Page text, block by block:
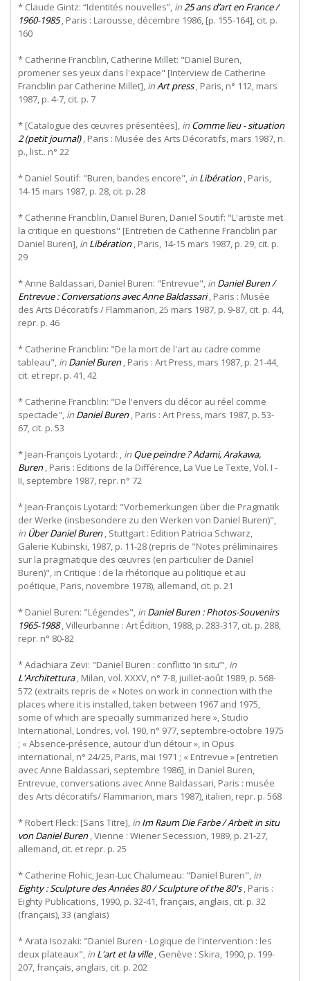
* Claude Gintz: “Identités nouvelles”, in25 ans d’art en France /
1960-1985, Paris : Larousse, décembre 1986, [p. 155-164], cit. p.
160
* Catherine Francblin, Catherine Millet: "Daniel Buren,
promener ses yeux dans l'expace" [Interview de Catherine
Francblin par Catherine Millet], inArt press, Paris, n° 112, mars
1987, p. 4-7, cit. p. 7
* [Catalogue des œuvres présentées], in Comme lieu - situation
2 (petit journal), Paris : Musée des Arts Décoratifs, mars 1987, n.
p., list.. n° 22
* Daniel Soutif: "Buren, bandes encore", in Libération, Paris,
14-15 mars 1987, p. 28, cit. p. 28
* Catherine Francblin, Daniel Buren, Daniel Soutif: "L'artiste met
la critique en questions" [Entretien de Catherine Francblin par
Daniel Buren], in Libération, Paris, 14-15 mars 1987, p. 29, cit. p.
29
* Anne Baldassari, Daniel Buren: "Entrevue", in Daniel Buren /
Entrevue : Conversations avec Anne Baldassari, Paris : Musée
des Arts Décoratifs / Flammarion, 25 mars 1987, p. 9-87, cit. p. 44,
repr. p. 46
* Catherine Francblin: "De la mort de l'art au cadre comme
tableau", in Daniel Buren, Paris : Art Press, mars 1987, p. 21-44,
cit. et repr. p. 41, 42
* Catherine Francblin: "De l'envers du décor au réel comme
spectacle", in Daniel Buren, Paris : Art Press, mars 1987, p. 53-
67, cit. p. 53
* Jean-François Lyotard: , in Que peindre ? Adami, Arakawa,
Buren, Paris : Editions de la Différence, La Vue Le Texte, Vol. I -
II, septembre 1987, repr. n° 72
* Jean-François Lyotard: "Vorbemerkungen über die Pragmatik
der Werke (insbesondere zu den Werken von Daniel Buren)",
in Über Daniel Buren, Stuttgart : Edition Patricia Schwarz,
Galerie Kubinski, 1987, p. 11-28 (repris de "Notes préliminaires
sur la pragmatique des œuvres (en particulier de Daniel
Buren)", in Critique : de la rhétorique au politique et au
poétique, Paris, novembre 1978), allemand, cit. p. 21
* Daniel Buren: "Légendes", in Daniel Buren : Photos-Souvenirs
1965-1988, Villeurbanne : Art Édition, 1988, p. 283-317, cit. p. 288,
repr. n° 80-82
* Adachiara Zevi: "Daniel Buren : conflitto ‘in situ’", in
L'Architettura, Milan, vol. XXXV, n° 7-8, juillet-août 1989, p. 568-
572 (extraits repris de « Notes on work in connection with the
places where it is installed, taken between 1967 and 1975,
some of which are specially summarized here », Studio
International, Londres, vol. 190, n° 977, septembre-octobre 1975
; « Absence-présence, autour d’un détour », in Opus
international, n° 24/25, Paris, mai 1971 ; « Entrevue » [entretien
avec Anne Baldassari, septembre 1986], in Daniel Buren,
Entrevue, conversations avec Anne Baldassari, Paris : musée
des Arts décoratifs/ Flammarion, mars 1987), italien, repr. p. 568
* Robert Fleck: [Sans Titre], in Im Raum Die Farbe / Arbeit in situ
von Daniel Buren, Vienne : Wiener Secession, 1989, p. 21-27,
allemand, cit. et repr. p. 25
* Catherine Flohic, Jean-Luc Chalumeau: "Daniel Buren", in
Eighty : Sculpture des Années 80 / Sculpture of the 80's, Paris :
Eighty Publications, 1990, p. 32-41, français, anglais, cit. p. 32
(français), 33 (anglais)
* Arata Isozaki: "Daniel Buren - Logique de l'intervention : les
deux plateaux", in L'art et la ville, Genève : Skira, 1990, p. 199-
207, français, anglais, cit. p. 202